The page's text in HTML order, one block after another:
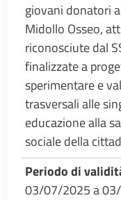
giovani donatori
Midollo Osseo,
riconosciute dal
finalizzate a
sperimentare e
trasversali alle
educazione alla
sociale della
Periodo di
03/07/2025a